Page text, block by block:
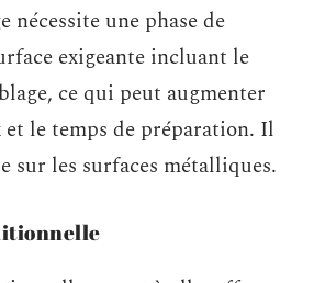
nécessite une phase de
exigeante incluant le
ce qui peut augmenter
le temps de préparation. Il
sur les surfaces métalliques.